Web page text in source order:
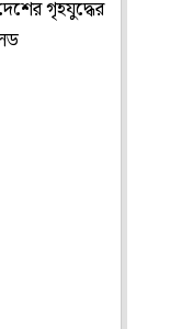
গৃহযুদ্ধের